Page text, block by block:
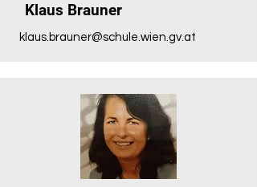
Klaus Brauner
klaus.brauner@schule.wien.gv.at